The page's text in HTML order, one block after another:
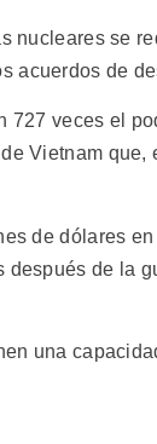
nucleares se
acuerdos de
727 veces el
Vietnam que,
de dólares
de la
una